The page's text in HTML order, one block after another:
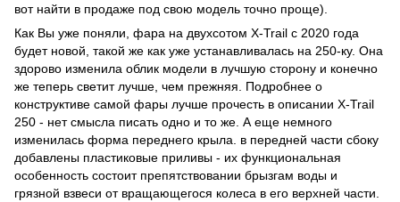
вот найти в продаже под свою модель точно проще).
Как Вы уже поняли, фара на двухсотом Х-Trail с 2020 года
будет новой, такой же как уже устанавливалась на 250-ку. Она
здорово изменила облик модели в лучшую сторону и конечно
же теперь светит лучше, чем прежняя. Подробнее о
конструктиве самой фары лучше прочесть в описании X-Trail
250 - нет смысла писать одно и то же. А еще немного
изменилась форма переднего крыла. в передней части сбоку
добавлены пластиковые приливы - их функциональная
особенность состоит препятствовании брызгам воды и
грязной взвеси от вращающегося колеса в его верхней части.